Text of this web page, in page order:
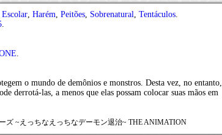
Escolar, Harém, Peitões, Sobrenatural, Tentáculos.
.
.
o mundo de demônios e monstros. Desta vez, no entanto,
derrotá-las, a menos que elas possam colocar suas mãos em
ズ ~えっちなえっちなデーモン退治~ THE ANIMATION